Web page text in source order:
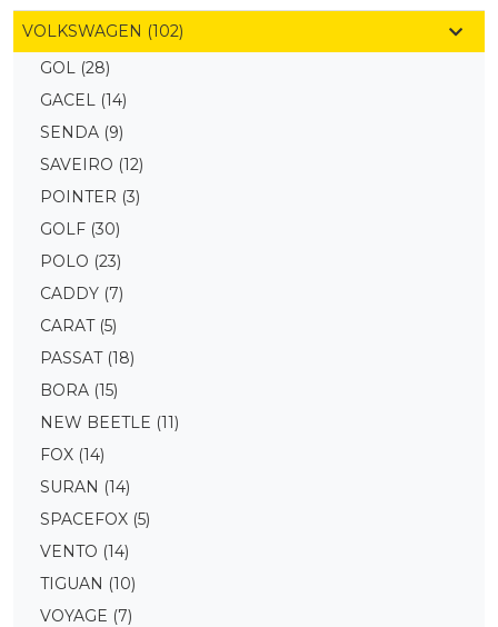
VOLKSWAGEN (102)
GOL (28)
GACEL (14)
SENDA (9)
SAVEIRO (12)
POINTER (3)
GOLF (30)
POLO (23)
CADDY (7)
CARAT (5)
PASSAT (18)
BORA (15)
NEW BEETLE (11)
FOX (14)
SURAN (14)
SPACEFOX (5)
VENTO (14)
TIGUAN (10)
VOYAGE (7)